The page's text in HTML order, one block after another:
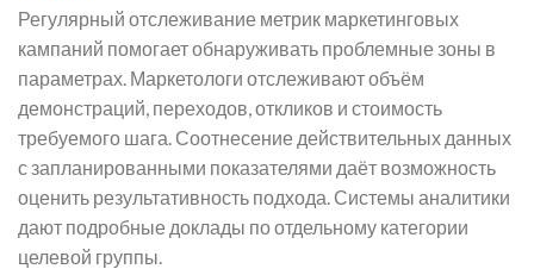
Регулярный отслеживание метрик маркетинговых
кампаний помогает обнаруживать проблемные зоны в
параметрах. Маркетологи отслеживают объём
демонстраций, переходов, откликов и стоимость
требуемого шага. Соотнесение действительных данных
с запланированными показателями даёт возможность
оценить результативность подхода. Системы аналитики
дают подробные доклады по отдельному категории
целевой группы.